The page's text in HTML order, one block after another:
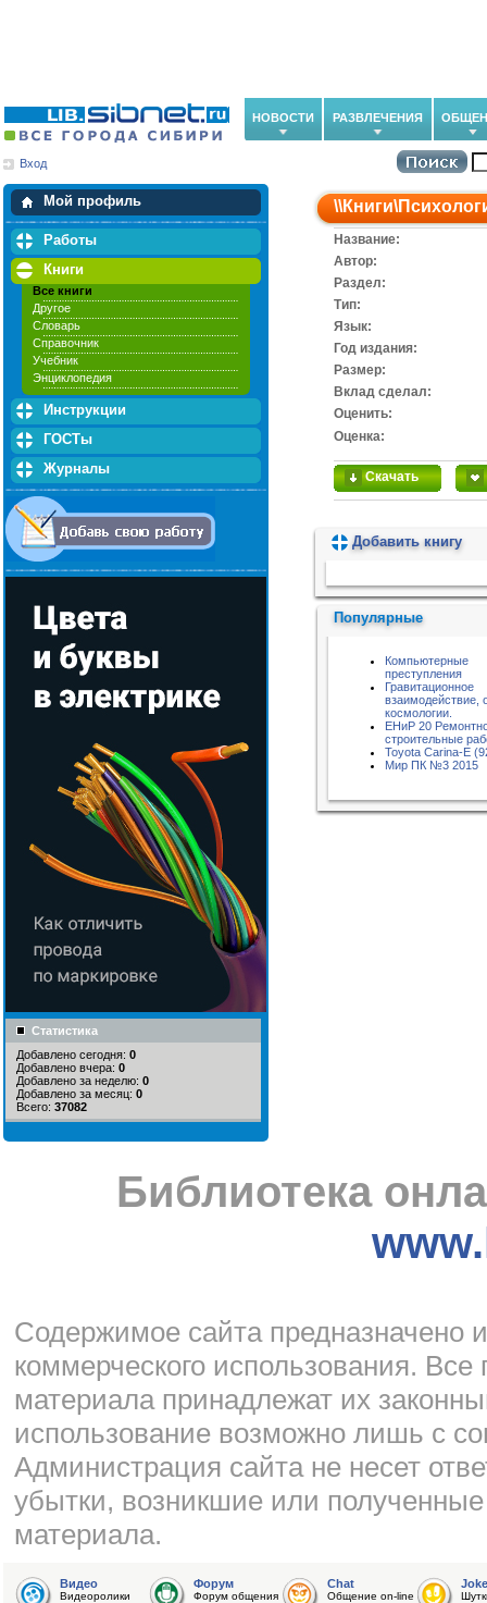
НОВОСТИ РАЗВЛЕЧЕНИЯ
Вход
Мой профиль
Мои закладки
Работы
Книги
Все книги
Другое
Словарь
Справочник
Учебник
Энциклопедия
Инструкции
ГОСТы
Журналы
Статистика
Добавлено сегодня: 0
Добавлено вчера: 0
Добавлено за неделю: 0
Добавлено за месяц: 0
Всего: 37082
\\Книги\
Название:
Автор:
Раздел:
Тип:
Язык:
Год издания:
Размер:
Вклад сделал:
Оценить:
Оценка:
Скачать
Добавить книгу
Популярные
Компьютерные
преступления
Гравитационное
взаимодействие,
космологии.
ЕНиР 20
строительные
Toyota Carina-E
Мир ПК №3 2015
Библиотека
Cодержимое сайта предназначено
коммерческого использования.
материала принадлежат их
использование возможно лишь с
Администрация сайта не несет
убытки, возникшие или
материала.
Видео
Видеоролики
Форум
Форум общения
Chat
Общение on-line
Joke